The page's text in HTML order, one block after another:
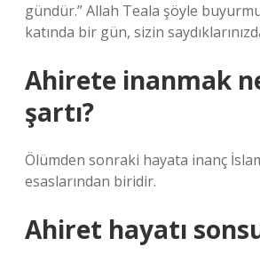
gündür.” Allah Teala şöyle
katında bir gün, sizin
Ahirete inanmak
şartı?
Ölümden sonraki hayata inanç
esaslarından biridir.
Ahiret hayatı